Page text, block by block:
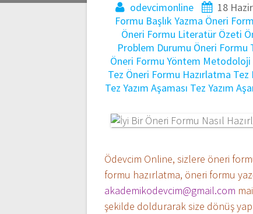
odevcimonline 18
Formu Başlık Yazma Öneri
Öneri Formu Literatür Özeti
Problem Durumu Öneri Formu
Öneri Formu Yöntem Metodoloji
Tez Öneri Formu Hazırlatma Tez
Tez Yazım Aşaması Tez Yazım
Ödevcim Online, sizlere öneri
formu hazırlatma, öneri formu
akademikodevcim@gmail.com
şekilde doldurarak size dönüş